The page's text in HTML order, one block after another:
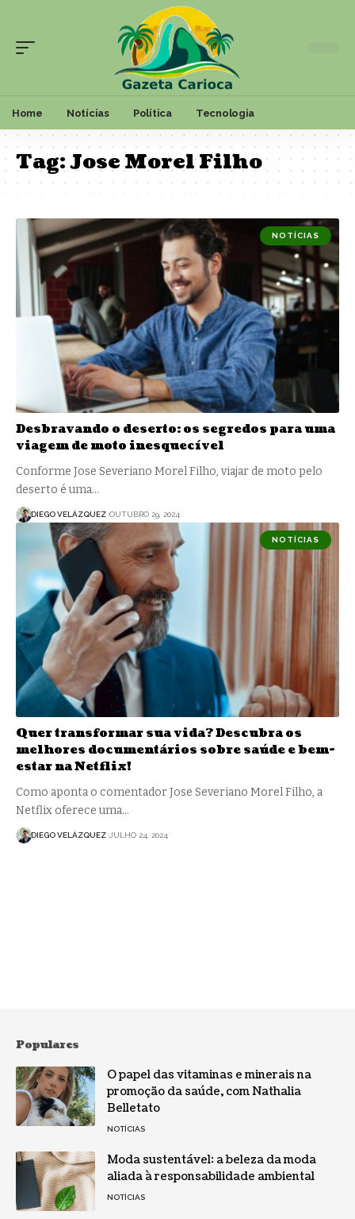
Home Notícias Política Tecnologia
Tag:Jose Morel Filho
NOTÍCIAS
Desbravando o deserto: os segredos para uma
viagem de moto inesquecível
Conforme Jose Severiano Morel Filho, viajar de moto pelo
deserto é uma…
DIEGO VELÁZQUEZ OUTUBRO 29, 2024
NOTÍCIAS
Quer transformar sua vida? Descubra os
melhores documentários sobre saúde e bem-
estar na Netflix!
Como aponta o comentador Jose Severiano Morel Filho, a
Netflix oferece uma…
DIEGO VELÁZQUEZ JULHO 24, 2024
Populares
O papel das vitaminas e minerais na
promoção da saúde, com Nathalia
Belletato
NOTÍCIAS
Moda sustentável: a beleza da moda
aliada à responsabilidade ambiental
NOTÍCIAS